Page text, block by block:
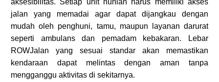
aksesibilitas. Setiap unit hunian harus memiliki akses
jalan yang memadai agar dapat dijangkau dengan
mudah oleh penghuni, tamu, maupun layanan darurat
seperti ambulans dan pemadam kebakaran. Lebar
ROWJalan yang sesuai standar akan memastikan
kendaraan dapat melintas dengan aman tanpa
mengganggu aktivitas di sekitarnya.